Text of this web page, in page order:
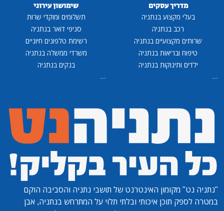
מדריך עסקים
בעלי מקצוע בנתניה
רכב בנתניה
שרותים מקצועיים בנתניה
טיפוח ובריאות בנתניה
ילדים ותינוקות בנתניה
...
שימושון עירוני
תשלומים ומוקדי שרות
סניפי דואר בנתניה
רשימת טלפונים חיוניים
משרדי ממשלה בנתניה
בנקים בנתניה
...
"נתניה נט" מקומון האינטרנט של תושבי נתניה והסביבה הוקם
במטרה לספק תוכן איכותי ובלתי תלוי על המתרחש בנתניה, אבן